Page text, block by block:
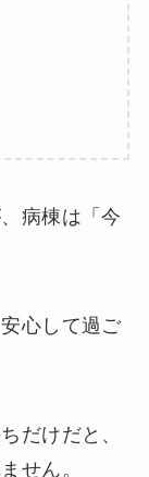
病棟は「今
心して過ご
だけだと、
せん。